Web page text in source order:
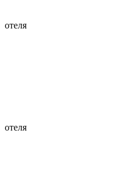
отеля
отеля